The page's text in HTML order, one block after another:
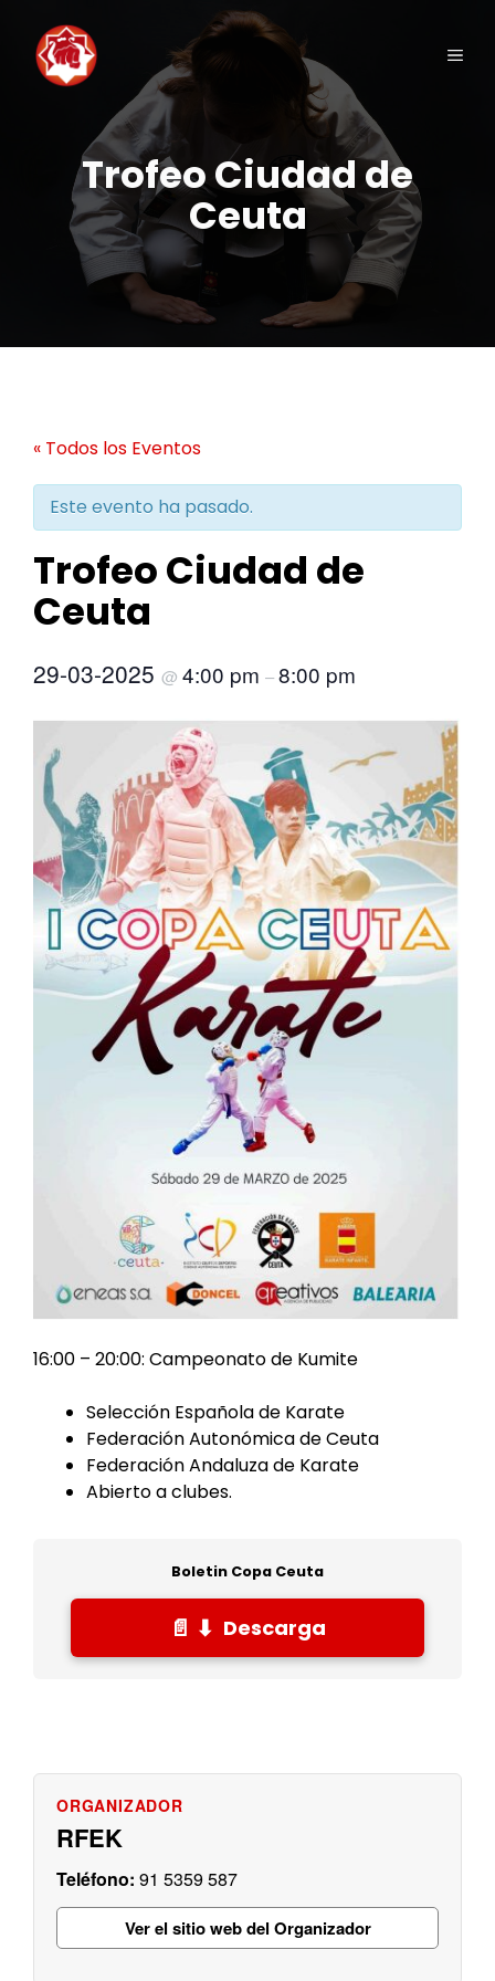
contenido
Trofeo Ciudad de
Ceuta
« Todos los Eventos
Este evento ha pasado.
Trofeo Ciudad de
Ceuta
29-03-2025 @ 4:00 pm –8:00 pm
16:00 – 20:00: Campeonato de Kumite
Selección Española de Karate
Federación Autonómica de Ceuta
Federación Andaluza de Karate
Abierto a clubes.
Boletin Copa Ceuta
Descarga
RFEK
91 5359 587
Ver el sitio web del Organizador